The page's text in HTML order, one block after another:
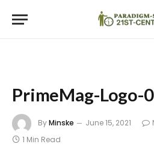
PrimeMag-Logo-
ByMinske June 15, 2021
1 Min Read